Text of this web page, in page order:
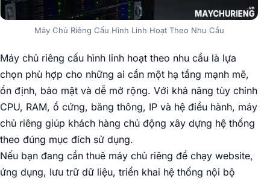
Máy Chủ Riêng Cấu Hình Linh Hoạt Theo Nhu Cầu
Máy chủ riêng cấu hình linh hoạt theo nhu cầu là lựa
chọn phù hợp cho những ai cần một hạ tầng mạnh mẽ,
ổn định, bảo mật và dễ mở rộng. Với khả năng tùy chỉnh
CPU, RAM, ổ cứng, băng thông, IP và hệ điều hành, máy
chủ riêng giúp khách hàng chủ động xây dựng hệ thống
theo đúng mục đích sử dụng.
Nếu bạn đang cần thuê máy chủ riêng để chạy website,
ứng dụng, lưu trữ dữ liệu, triển khai hệ thống nội bộ